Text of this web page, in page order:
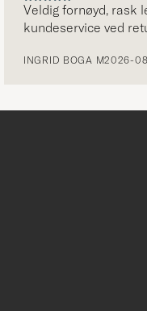
Veldig fornøyd, rask
kundeservice ved retur.
INGRID BOGA M2026-08-04